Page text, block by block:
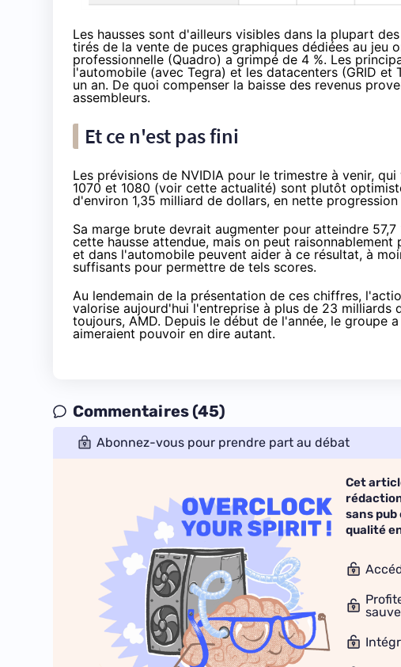
Les hausses sont d'ailleurs visibles dans la plupart
tirés de la vente de puces graphiques dédiées au jeu
professionnelle (Quadro) a grimpé de 4 %. Les
l'automobile (avec Tegra) et les datacenters (GRID et
un an. De quoi compenser la baisse des revenus
assembleurs.
Et ce n'est pas fini
Les prévisions de NVIDIA pour le trimestre à venir,
1070 et 1080 (voir cette actualité) sont plutôt
d'environ 1,35 milliard de dollars, en nette
Sa marge brute devrait augmenter pour atteindre
cette hausse attendue, mais on peut
et dans l'automobile peuvent aider à ce résultat, à
suffisants pour permettre de tels scores.
Au lendemain de la présentation de ces chiffres,
valorise aujourd'hui l'entreprise à plus de 23
toujours, AMD. Depuis le début de l'année, le groupe
aimeraient pouvoir en dire autant.
Commentaires (45)
Abonnez-vous pour prendre part au débat
Cet
sans
qualité